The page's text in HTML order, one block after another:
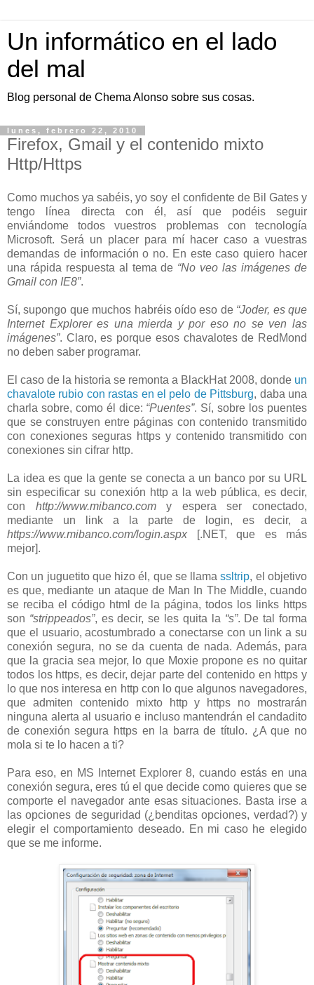
Un informático en el lado
del mal
Blog personal de Chema Alonso sobre sus cosas.
lunes, febrero 22, 2010
Firefox, Gmail y el contenido mixto
Http/Https
Como muchos ya sabéis, yo soy el confidente de Bil Gates y
tengo línea directa con él, así que podéis seguir
enviándome todos vuestros problemas con tecnología
Microsoft. Será un placer para mí hacer caso a vuestras
demandas de información o no. En este caso quiero hacer
una rápida respuesta al tema de “No veo las imágenes de
Gmail con IE8”.
Sí, supongo que muchos habréis oído eso de “Joder, es que
Internet Explorer es una mierda y por eso no se ven las
imágenes”. Claro, es porque esos chavalotes de RedMond
no deben saber programar.
El caso de la historia se remonta a BlackHat 2008, donde un
chavalote rubio con rastas en el pelo de Pittsburg, daba una
charla sobre, como él dice: “Puentes”. Sí, sobre los puentes
que se construyen entre páginas con contenido transmitido
con conexiones seguras https y contenido transmitido con
conexiones sin cifrar http.
La idea es que la gente se conecta a un banco por su URL
sin especificar su conexión http a la web pública, es decir,
con http://www.mibanco.comy espera ser conectado,
mediante un link a la parte de login, es decir, a
https://www.mibanco.com/login.aspx [.NET, que es más
mejor].
Con un juguetito que hizo él, que se llamassltrip, el objetivo
es que, mediante un ataque de Man In The Middle, cuando
se reciba el código html de la página, todos los links https
son “strippeados”, es decir, se les quita la “s”. De tal forma
que el usuario, acostumbrado a conectarse con un link a su
conexión segura, no se da cuenta de nada. Además, para
que la gracia sea mejor, lo que Moxie propone es no quitar
todos los https, es decir, dejar parte del contenido en https y
lo que nos interesa en http con lo que algunos navegadores,
que admiten contenido mixto http y https no mostrarán
ninguna alerta al usuario e incluso mantendrán el candadito
de conexión segura https en la barra de título. ¿A que no
mola si te lo hacen a ti?
Para eso, en MS Internet Explorer 8, cuando estás en una
conexión segura, eres tú el que decide como quieres que se
comporte el navegador ante esas situaciones. Basta irse a
las opciones de seguridad (¿benditas opciones, verdad?) y
elegir el comportamiento deseado. En mi caso he elegido
que se me informe.